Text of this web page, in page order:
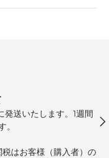
次
発送いたします。1週間
はお客様（購入者）の